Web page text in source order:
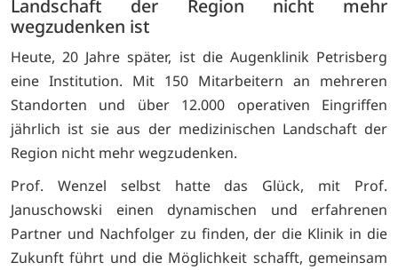
Landschaft der Region nicht mehr
wegzudenken ist
Heute, 20 Jahre später, ist die Augenklinik Petrisberg
eine Institution. Mit 150 Mitarbeitern an mehreren
Standorten und über 12.000 operativen Eingriffen
jährlich ist sie aus der medizinischen Landschaft der
Region nicht mehr wegzudenken.
Prof. Wenzel selbst hatte das Glück, mit Prof.
Januschowski einen dynamischen und erfahrenen
Partner und Nachfolger zu finden, der die Klinik in die
Zukunft führt und die Möglichkeit schafft, gemeinsam